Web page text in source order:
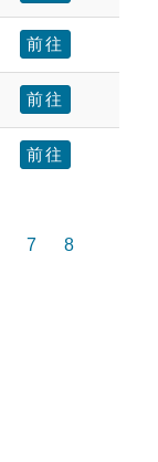
前往
前往
前往
7
8